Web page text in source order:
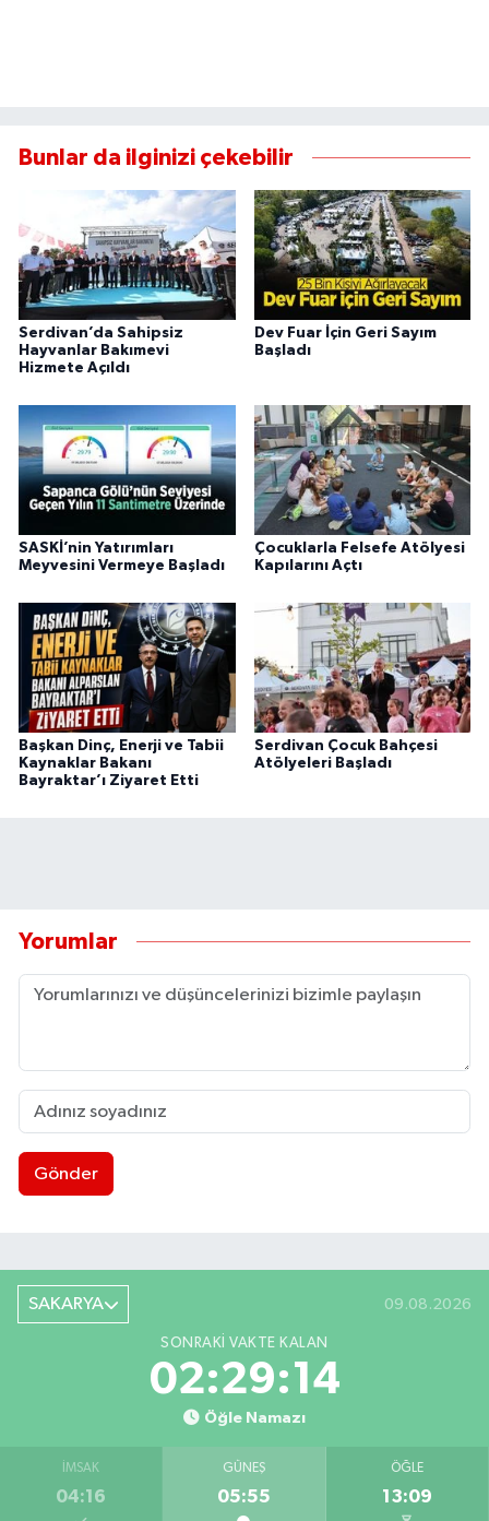
Bunlar da ilginizi çekebilir
Serdivan’da Sahipsiz
Hayvanlar Bakımevi
Hizmete Açıldı
Dev Fuar İçin Geri Sayım
Başladı
SASKİ’nin Yatırımları
Meyvesini Vermeye Başladı
Çocuklarla Felsefe Atölyesi
Kapılarını Açtı
Başkan Dinç, Enerji ve Tabii
Kaynaklar Bakanı
Bayraktar’ı Ziyaret Etti
Serdivan Çocuk Bahçesi
Atölyeleri Başladı
Yorumlar
Gönder
SAKARYA 09.08.2026
SONRAKI VAKTE KALAN
02:29:13
Öğle Namazı
İMSAK
04:16
GÜNEŞ
05:55
ÖĞLE
13:09